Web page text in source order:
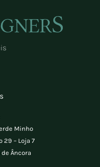
Minho
29 – Loja 7
Âncora